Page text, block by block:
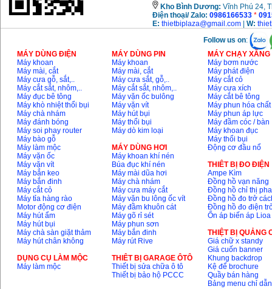
Makita 9553B (710W)
Kho Bình Dương: Vĩnh Phú 24,
Điện thoại/ Zalo: 0986166533 *
E: thietbiplaza@gmail.com W:
Follow us on:
MÁY DÙNG ĐIỆN
Máy khoan
Máy mài, cắt
Máy cưa gỗ, sắt,..
Máy cắt sắt, nhôm,..
Máy đục bê tông
Máy khò nhiệt thổi bụi
Máy chà nhám
Máy đánh bóng
Máy soi phay router
Máy bào gỗ
Máy làm mộc
Máy vặn ốc
Máy vặn vít
Máy bắn keo
Máy bắn đinh
Máy cắt cỏ
Máy tỉa hàng rào
Motor động cơ điện
Máy hút ẩm
Máy hút bụi
Máy chà sàn giặt thảm
Máy hút chân không
DỤNG CỤ LÀM MỘC
Máy làm mộc
MÁY DÙNG PIN
Máy khoan
Máy mài, cắt
Máy cưa sắt, gỗ,..
Máy cắt sắt, nhôm,..
Máy vặn ốc bulông
Máy vặn vít
Máy hút bụi
Máy thổi bụi
Máy dò kim loại
MÁY DÙNG HƠI
Máy khoan khí nén
Búa đục khí nén
Máy mài dũa hơi
Máy chà nhám
Máy cưa máy cắt
Máy vặn bu lông ốc vít
Máy đầm khuôn cát
Máy gõ rỉ sét
Máy phun sơn
Máy bắn đinh
Máy rút Rive
THIÊT BỊ GARAGE ÔTÔ
Thiết bị sửa chữa ô tô
Thiết bị bảo hộ PCCC
MÁY CHẠY
Máy bơm nước
Máy phát điện
Máy cắt cỏ
Máy cưa xích
Máy cắt bê tông
Máy phun hóa chất
Máy phun áp lực
Máy đầm cóc / bàn
Máy khoan đục
Máy thổi bụi
Động cơ đầu nổ
THIÊT BỊ ĐO ĐIỆN
Ampe Kìm
Đồng hồ vạn năng
Đồng hồ chỉ thị pha
Đồng hồ đo trở
Đồng hồ đo điện
Ổn áp biến áp Lioa
THIỆT BỊ QUẢNG
Giá chữ x standy
Giá cuốn banner
Khung backdrop
Kệ để brochure
Quầy bán hàng
Bảng menu chỉ dẫn